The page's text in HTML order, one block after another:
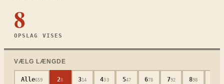
8
OPSLAG VISES
VÆLG LÆNGDE
Alle659 28 314 433 547 678 792 898